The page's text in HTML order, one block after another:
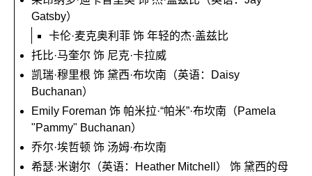
Gatsby）
卡伦·麦克奥利菲 饰 年轻的杰·盖兹比
托比·马奎尔 饰 尼克·卡拉威
凯瑞·穆里根 饰 黛西·布坎南（英语：Daisy
Buchanan）
Emily Foreman 饰 帕米拉·“帕米”·布坎南（Pamela
"Pammy" Buchanan）
乔尔·埃哲顿 饰 汤姆·布坎南
希瑟·米谢尔（英语：Heather Mitchell） 饰 黛西的母